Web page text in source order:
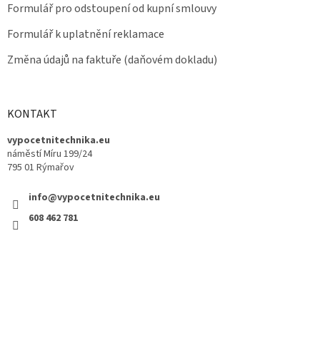
Formulář pro odstoupení od kupní smlouvy
Formulář k uplatnění reklamace
Změna údajů na faktuře (daňovém dokladu)
KONTAKT
vypocetnitechnika.eu
náměstí Míru 199/24
795 01 Rýmařov
info@vypocetnitechnika.eu
608 462 781